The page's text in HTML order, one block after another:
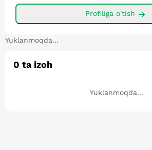
Profiliga o'tish
Yuklanmoqda...
0 ta izoh
Yuklanmoqda...